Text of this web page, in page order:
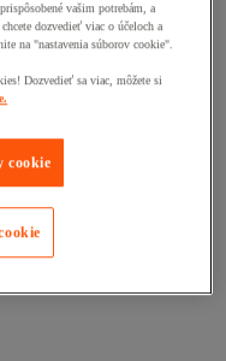
vašim potrebám, a
dozvedieť viac o účeloch a
na "nastavenia súborov cookie".
Dozvedieť sa viac, môžete si
cookie